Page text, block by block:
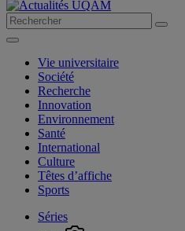
Vie universitaire
Société
Recherche
Innovation
Environnement
Santé
International
Culture
Têtes d’affiche
Sports
Séries